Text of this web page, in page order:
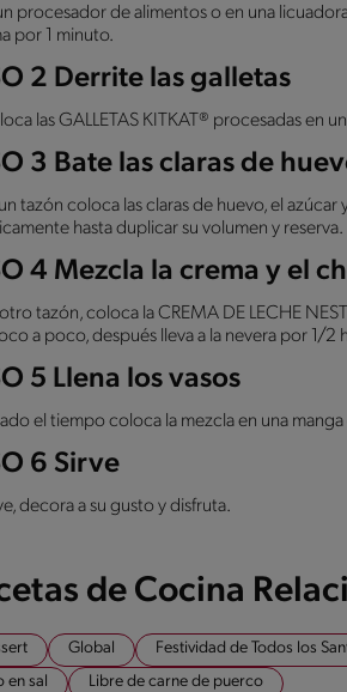
procesador de alimentos o en una
por 1 minuto.
2 Derrite las galletas
las GALLETAS KITKAT® procesadas en
3 Bate las claras de
tazón coloca las claras de huevo, el
hasta duplicar su volumen y reserva.
4 Mezcla la crema y el
otro tazón, coloca la CREMA DE LECHE
a poco, después lleva a la nevera por 1/2
5 Llena los vasos
el tiempo coloca la mezcla en una
6 Sirve
decora a su gusto y disfruta.
de Cocina
Global Festividad de Todos los
en sal
Libre de carne de puerco